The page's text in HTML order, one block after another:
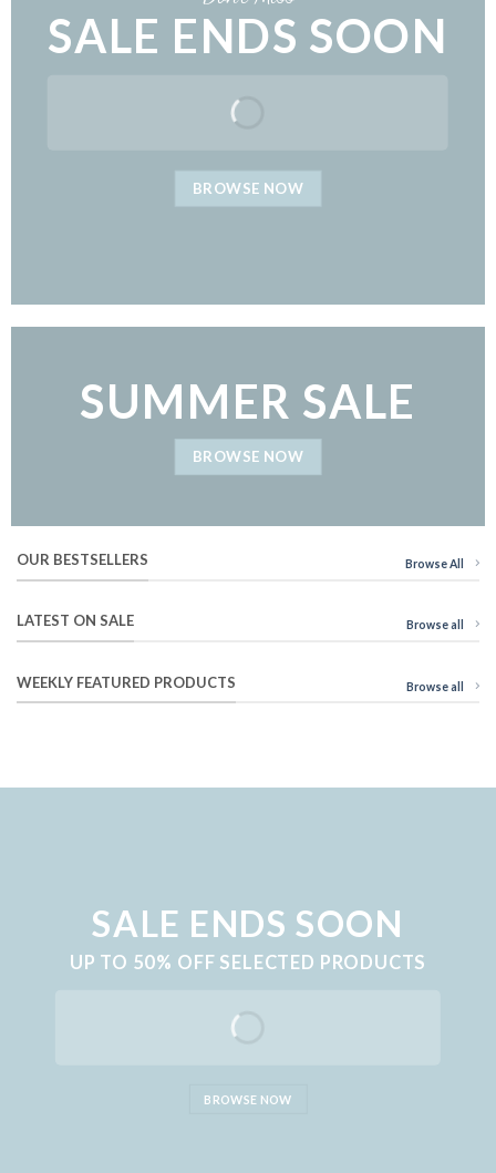
SALE ENDS SOON
BROWSE NOW
SUMMER SALE
BROWSE NOW
OUR BESTSELLERS Browse All
LATEST ON SALE Browse all
WEEKLY FEATURED PRODUCTS Browse all
SALE ENDS SOON
UP TO 50% OFF SELECTED PRODUCTS
BROWSE NOW